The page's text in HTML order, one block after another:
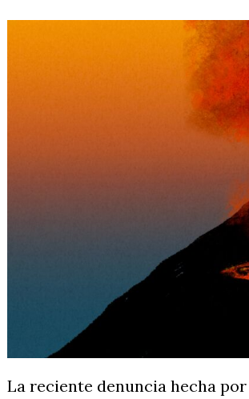
La reciente denuncia hecha